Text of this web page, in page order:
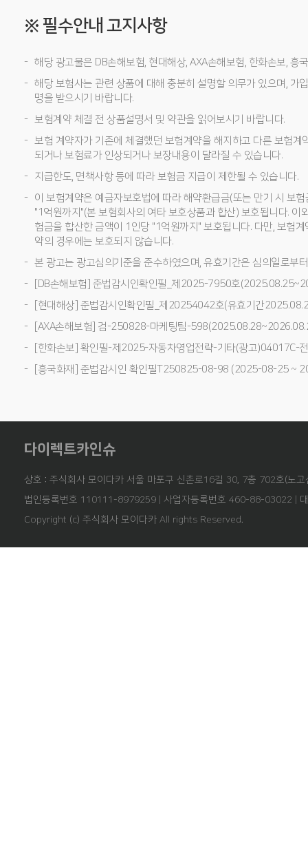
※ 필수안내 고지사항
해당 광고물은 DB손해보험, 현대해상, AXA손해보험, 한화손보, 흥
해당 보험사는 관련 상품에 대해 충분히 설명할 의무가 있으며, 가
명을 받으시기 바랍니다.
보험계약 체결 전 상품설명서 및 약관을 읽어보시기 바랍니다.
보험 계약자가 기존에 체결했던 보험계약을 해지하고 다른 보험계
되거나 보험료가 인상되거나 보장내용이 달라질 수 있습니다.
지급한도, 면책사항 등에 따라 보험금 지급이 제한될 수 있습니다.
이 보험계약은 예금자보호법에 따라 해약환급금(또는 만기 시 보
"1억원까지"(본 보험회사의 여타 보호상품과 합산) 보호됩니다. 이
험금을 합산한 금액이 1인당 "1억원까지" 보호됩니다. 다만, 보험
약의 경우에는 보호되지 않습니다.
본 광고는 광고심의기준을 준수하였으며, 유효기간은 심의일로부
[DB손해보험] 준법감시인확인필_제2025-7950호
[현대해상] 준법감시인확인필_제20254042호(유효기간
[AXA손해보험] 검-250828-마케팅팀-
[한화손보] 확인필-제2025-자동차영업전략-기타(광고)04017C-
[흥국화재] 준법감시인 확인필T250825-08-98 (2025-08-25 ~
다이렉트카인슈
상호 : 주식회사 모이다카 서울 마포구 신촌로16길 30, 7층 702호(노고
법인등록번호 110111-8979259 | 사업자등록번호 460-88-03022 |
Copyright (c) 주식회사 모이다카 All rights Reserved.